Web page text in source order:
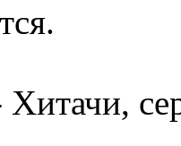
Хитачи,